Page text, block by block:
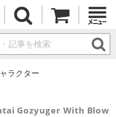
ラクター
Gozyuger With Blow